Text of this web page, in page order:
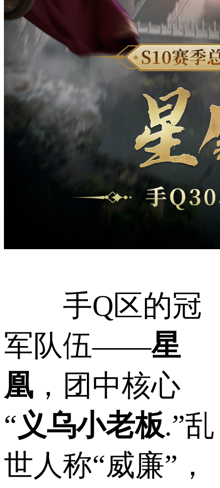
手Q区的冠
军队伍——星
凰 ，团中核心
“义乌小老板.”乱
世人称“威廉”，